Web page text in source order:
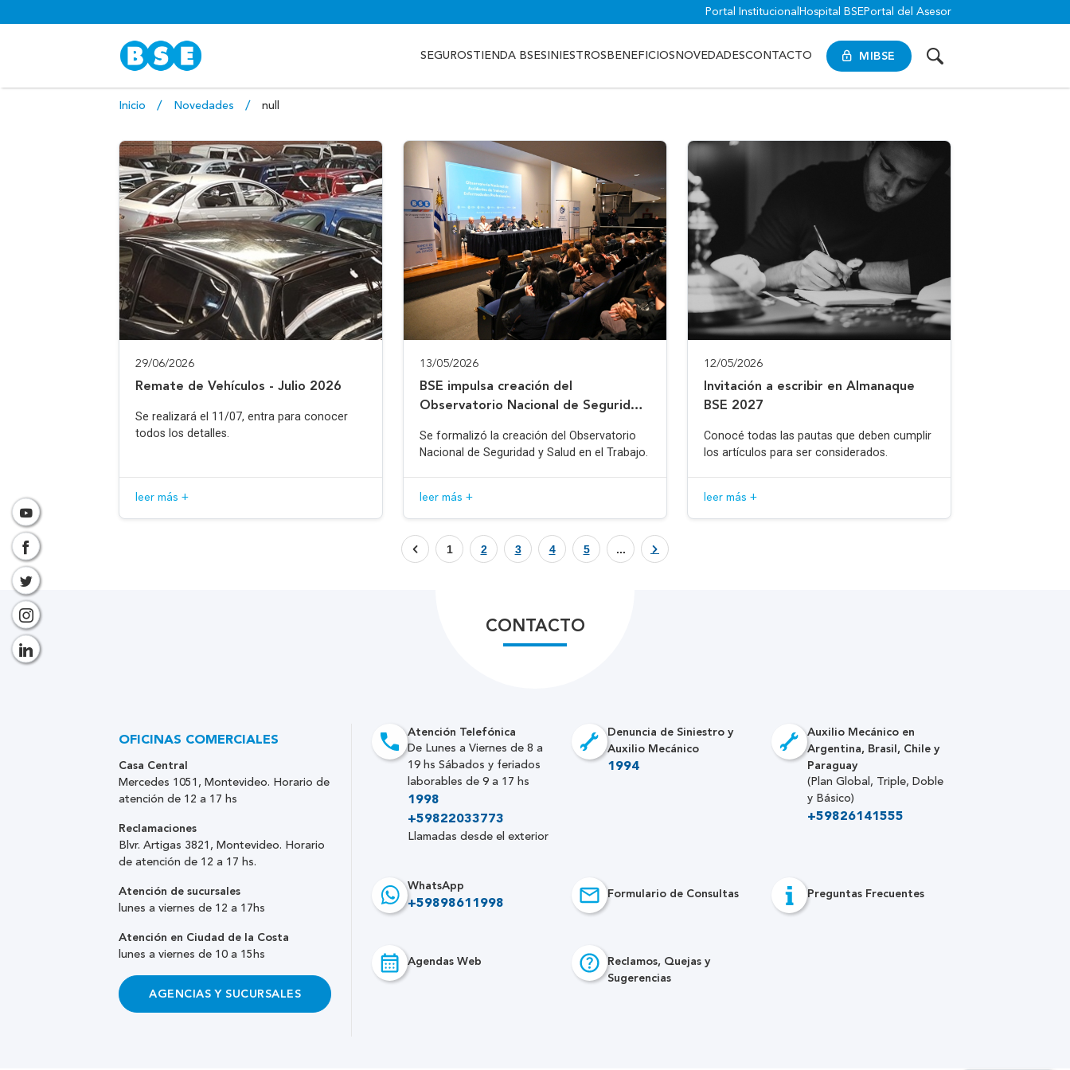
Portal Institucional Hospital BSE Portal del Asesor
MIBSE
SEGUROSTIENDA BSESINIESTROS BENEFICIOS NOVEDADESCONTACTO
Inicio Novedades null
29/06/2026
Remate de Vehículos - Julio 2026
Se realizará el 11/07, entra para conocer
todos los detalles.
leer más +
13/05/2026
BSE impulsa creación del
Observatorio Nacional de Seguridad
Se formalizó la creación del Observatorio
Nacional de Seguridad y Salud en el Trabajo.
leer más +
12/05/2026
Invitación a escribir en Almanaque
BSE 2027
Conocé todas las pautas que deben cumplir
los artículos para ser considerados.
leer más +
1 2 3 4 5 ...
CONTACTO
Atención Telefónica
De Lunes a Viernes de 8 a
19 hs Sábados y feriados
laborables de 9 a 17 hs
1998
+59822033773
Llamadas desde el exterior
Denuncia de Siniestro y
Auxilio Mecánico
1994
Auxilio Mecánico en
Argentina, Brasil, Chile y
Paraguay
(Plan Global, Triple, Doble
y Básico)
+59826141555
WhatsApp
+59898611998
Formulario de Consultas Preguntas Frecuentes
Agendas Web
Reclamos, Quejas y
Sugerencias
OFICINAS COMERCIALES
Casa Central
Mercedes 1051, Montevideo. Horario de
atención de 12 a 17 hs
Reclamaciones
Blvr. Artigas 3821, Montevideo. Horario
de atención de 12 a 17 hs.
Atención de sucursales
lunes a viernes de 12 a 17hs
Atención en Ciudad de la Costa
lunes a viernes de 10 a 15hs
AGENCIAS Y SUCURSALES